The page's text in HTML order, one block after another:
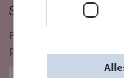
Schrijf je in op
Blijf op de hoogte van
promoties en meer!